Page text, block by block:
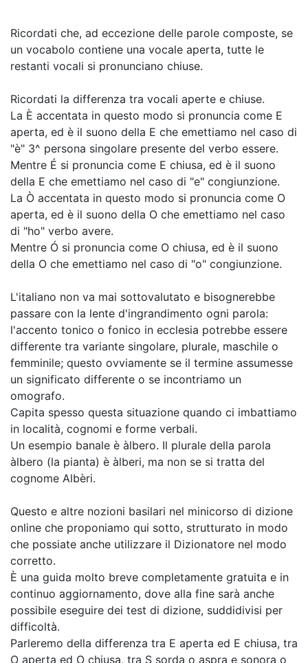
Ricordati che, ad eccezione delle parole composte, se
un vocabolo contiene una vocale aperta, tutte le
restanti vocali si pronunciano chiuse.
Ricordati la differenza tra vocali aperte e chiuse.
La È accentata in questo modo si pronuncia come E
aperta, ed è il suono della E che emettiamo nel caso di
"è" 3^ persona singolare presente del verbo essere.
Mentre É si pronuncia come E chiusa, ed è il suono
della E che emettiamo nel caso di "e" congiunzione.
La Ò accentata in questo modo si pronuncia come O
aperta, ed è il suono della O che emettiamo nel caso
di "ho" verbo avere.
Mentre Ó si pronuncia come O chiusa, ed è il suono
della O che emettiamo nel caso di "o" congiunzione.
L'italiano non va mai sottovalutato e bisognerebbe
passare con la lente d'ingrandimento ogni parola:
l'accento tonico o fonico in ecclesia potrebbe essere
differente tra variante singolare, plurale, maschile o
femminile; questo ovviamente se il termine assumesse
un significato differente o se incontriamo un
omografo.
Capita spesso questa situazione quando ci imbattiamo
in località, cognomi e forme verbali.
Un esempio banale è àlbero. Il plurale della parola
àlbero (la pianta) è àlberi, ma non se si tratta del
cognome Albèri.
Questo e altre nozioni basilari nel minicorso di dizione
online che proponiamo qui sotto, strutturato in modo
che possiate anche utilizzare il Dizionatore nel modo
corretto.
È una guida molto breve completamente gratuita e in
continuo aggiornamento, dove alla fine sarà anche
possibile eseguire dei test di dizione, suddidivisi per
difficoltà.
Parleremo della differenza tra E aperta ed E chiusa, tra
O aperta ed O chiusa, tra S sorda o aspra e sonora o